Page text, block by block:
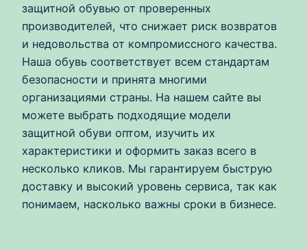
защитной обувью от проверенных
производителей, что снижает риск возвратов
и недовольства от компромиссного качества.
Наша обувь соответствует всем стандартам
безопасности и принята многими
организациями страны. На нашем сайте вы
можете выбрать подходящие модели
защитной обуви оптом, изучить их
характеристики и оформить заказ всего в
несколько кликов. Мы гарантируем быструю
доставку и высокий уровень сервиса, так как
понимаем, насколько важны сроки в бизнесе.